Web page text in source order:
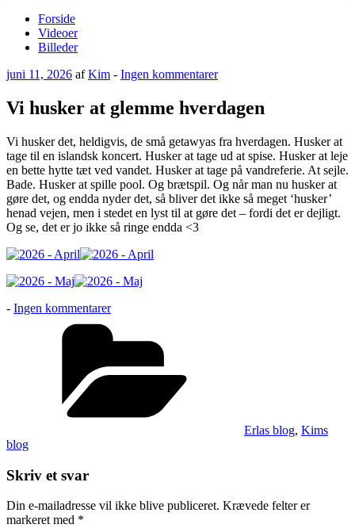
Forside
Videoer
Billeder
Udgivet
juni 11, 2026 afKim - Ingen kommentarertil
husker
at
hverdagen
Vi husker at glemme hverdagen
Vi husker det, heldigvis, de små getawyas fra hverdagen. Husker at
tage til en islandsk koncert. Husker at tage ud at spise. Husker at leje
en bette hytte tæt ved vandet. Husker at tage på vandreferie. At sejle.
Bade. Husker at spille pool. Og brætspil. Og når man nu husker at
gøre det, og endda nyder det, så bliver det ikke så meget ‘husker’
henad vejen, men i stedet en lyst til at gøre det – fordi det er dejligt.
Og se, det er jo ikke så ringe endda <3
- Ingen kommentarertil
husker
glemme
hverdagen
Erlas blog, Kims
blog
Skriv et svar
Din e-mailadresse vil ikke blive publiceret. Krævede felter er
markeret med *